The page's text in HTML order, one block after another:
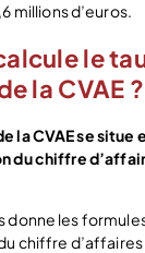
millions d’euros.
le
la CVAE ?
la CVAE se situe
du chiffre
donne les
chiffre d’affaires